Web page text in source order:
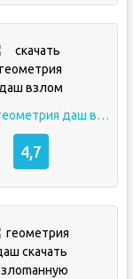
скачать геометрия даш взлом
4,7